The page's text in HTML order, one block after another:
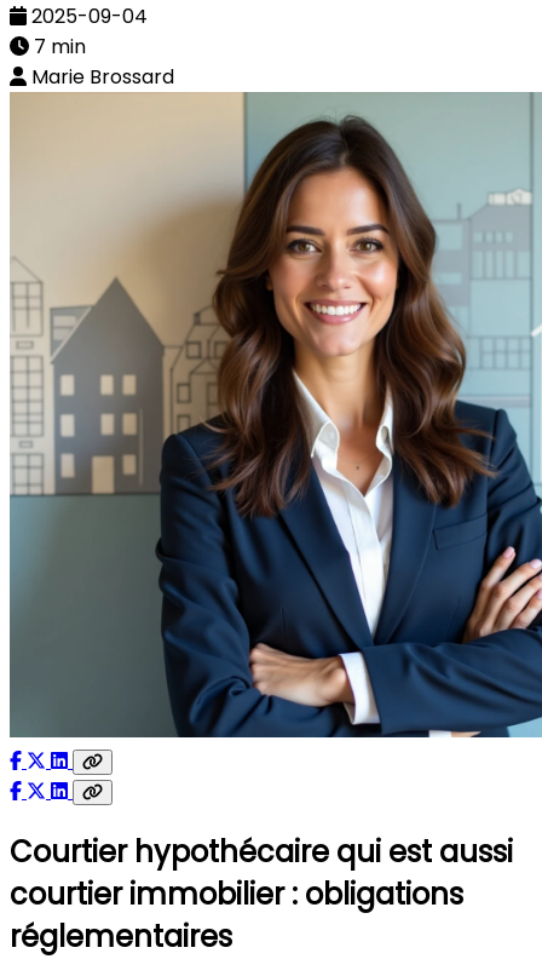
2025-09-04
7 min
Marie Brossard
Courtier hypothécaire qui est aussi
courtier immobilier : obligations
réglementaires